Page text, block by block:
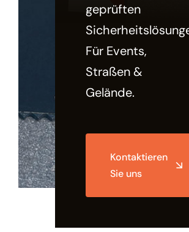
geprüften
Für Events,
Straßen &
Gelände.
Kontaktieren
Sie uns